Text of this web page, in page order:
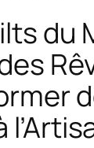
du